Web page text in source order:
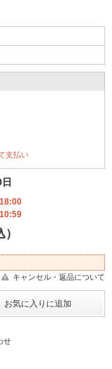
支払い
キャンセル・返品について
せ